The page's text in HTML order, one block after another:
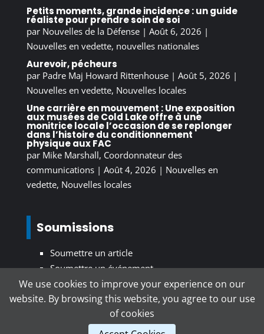
Petits moments, grande incidence : un guide
réaliste pour prendre soin de soi
par Nouvelles de la Défense| Août 6, 2026 |
Nouvelles en vedette, nouvelles nationales
Aurevoir, pécheurs
par Padre Maj Howard Rittenhouse| Août 5, 2026 |
Nouvelles en vedette, Nouvelles locales
Une carrière en mouvement : Une exposition
aux musées de Cold Lake offre à une
monitrice locale l’occasion de se replonger
dans l’histoire du conditionnement
physique aux FAC
par Mike Marshall, Coordonnateur des
communications| Août 4, 2026 | Nouvelles en
vedette, Nouvelles locales
Soumissions
Soumettre un article
Soumettre un événement
S’inscrire au bulletin d’information
We use cookies to improve your experience on our
website. By browsing this website, you agree to our use
of cookies